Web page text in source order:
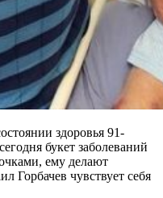
здоровья 91-
букет заболеваний
ему делают
Горбачев чувствует себя